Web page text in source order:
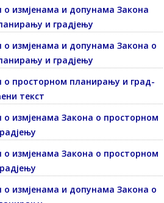
о измјенама и допунама Закона
и градјењу
о измјенама и допунама Закона о
и градјењу
о просторном планирању и град-
текст
о измјенама Закона о просторном
о измјенама Закона о просторном
о измјенама и допунама Закона о